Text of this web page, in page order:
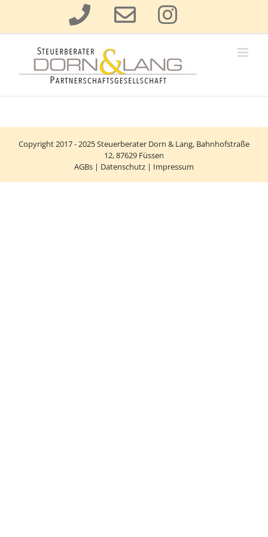
springen
Copyright 2017 - 2025Steuerberater Dorn & Lang, Bahnhofstraße
12, 87629 Füssen
AGBs | Datenschutz | Impressum